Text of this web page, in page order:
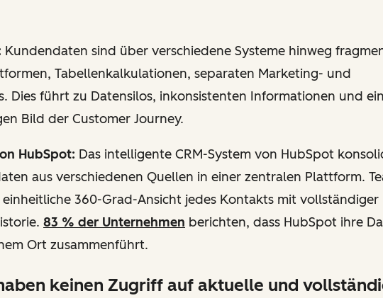
Kundendaten sind über verschiedene Systeme hinweg
Tabellenkalkulationen, separaten Marketing- und
Dies führt zu Datensilos, inkonsistenten Informationen und
Bild der Customer Journey.
HubSpot: Das intelligente CRM-System von HubSpot
aus verschiedenen Quellen in einer zentralen Plattform.
360-Grad-Ansicht jedes Kontakts mit vollständiger
83 % der Unternehmen berichten, dass HubSpot ihre
Ort zusammenführt.
keinen Zugriff auf aktuelle und